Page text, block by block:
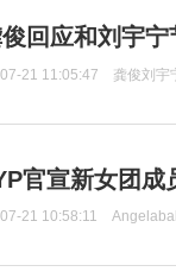
回应和刘宇
21 11:05:47 龚俊刘宇
官宣新女团成
21 10:58:11